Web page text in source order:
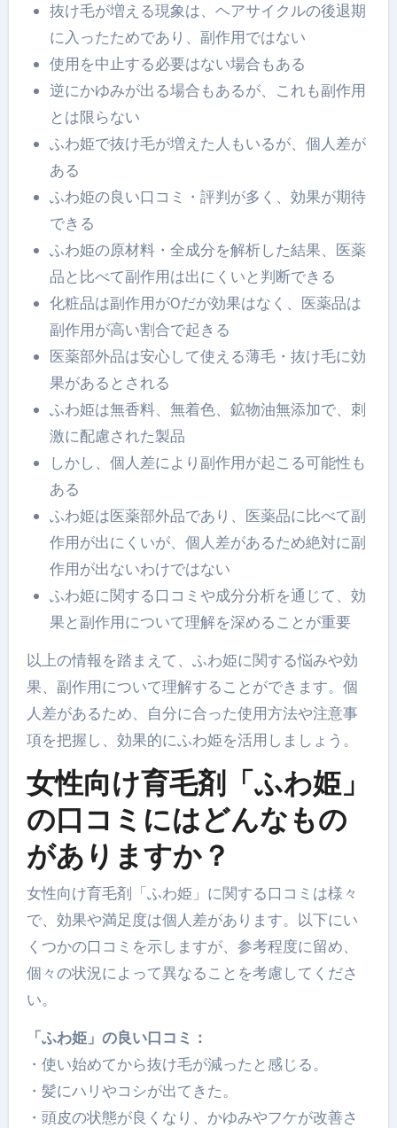
抜け毛が増える現象は、ヘアサイクルの後退期
に入ったためであり、副作用ではない
使用を中止する必要はない場合もある
逆にかゆみが出る場合もあるが、これも副作用
とは限らない
ふわ姫で抜け毛が増えた人もいるが、個人差が
ある
ふわ姫の良い口コミ・評判が多く、効果が期待
できる
ふわ姫の原材料・全成分を解析した結果、医薬
品と比べて副作用は出にくいと判断できる
化粧品は副作用が0だが効果はなく、医薬品は
副作用が高い割合で起きる
医薬部外品は安心して使える薄毛・抜け毛に効
果があるとされる
ふわ姫は無香料、無着色、鉱物油無添加で、刺
激に配慮された製品
しかし、個人差により副作用が起こる可能性も
ある
ふわ姫は医薬部外品であり、医薬品に比べて副
作用が出にくいが、個人差があるため絶対に副
作用が出ないわけではない
ふわ姫に関する口コミや成分分析を通じて、効
果と副作用について理解を深めることが重要
以上の情報を踏まえて、ふわ姫に関する悩みや効
果、副作用について理解することができます。個
人差があるため、自分に合った使用方法や注意事
項を把握し、効果的にふわ姫を活用しましょう。
女性向け育毛剤「ふわ姫」
の口コミにはどんなもの
がありますか？
女性向け育毛剤「ふわ姫」に関する口コミは様々
で、効果や満足度は個人差があります。以下にい
くつかの口コミを示しますが、参考程度に留め、
個々の状況によって異なることを考慮してくださ
い。
「ふわ姫」の良い口コミ：
・使い始めてから抜け毛が減ったと感じる。
・髪にハリやコシが出てきた。
・頭皮の状態が良くなり、かゆみやフケが改善さ